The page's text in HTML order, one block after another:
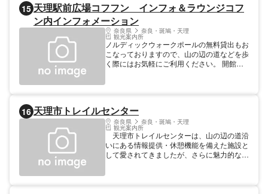
15 天理駅前広場コフフン インフォ＆ラウンジコフ
ン内インフォメーション
奈良県 奈良・斑鳩・天理
観光案内所
ノルディックウォークポールの無料貸出もお
こなっておりますので、山の辺の道などを歩
く際にはお気軽にご利用ください。 開館時
16 天理市トレイルセンター
奈良県 奈良・斑鳩・天理
観光案内所
天理市トレイルセンターは、山の辺の道沿
いにある情報提供・休憩機能を備えた施設と
して愛されてきましたが、さらに魅力的な施